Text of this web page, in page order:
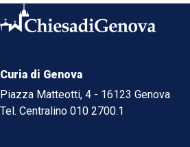
Curia di Genova
Piazza Matteotti, 4 - 16123 Genova
Tel. Centralino 010 2700.1